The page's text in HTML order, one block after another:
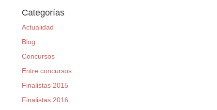
Categorías
Actualidad
Blog
Concursos
Entre concursos
Finalistas 2015
Finalistas 2016